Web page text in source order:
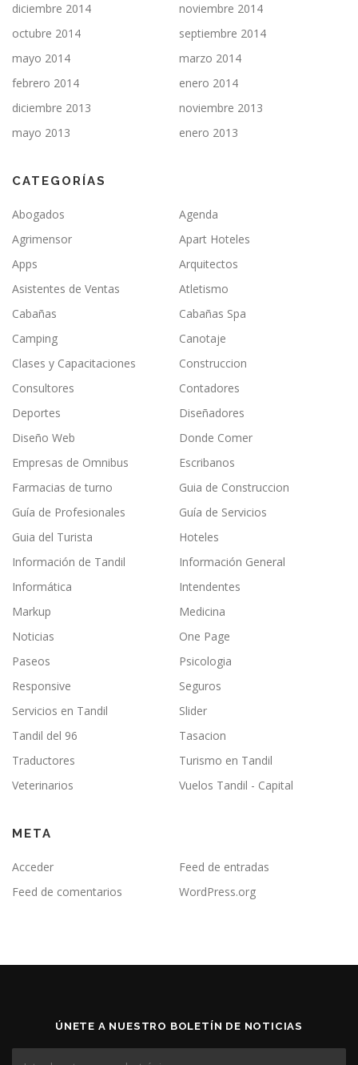
diciembre 2014
noviembre 2014
octubre 2014
septiembre 2014
mayo 2014
marzo 2014
febrero 2014
enero 2014
diciembre 2013
noviembre 2013
mayo 2013
enero 2013
CATEGORÍAS
Abogados
Agenda
Agrimensor
Apart Hoteles
Apps
Arquitectos
Asistentes de Ventas
Atletismo
Cabañas
Cabañas Spa
Camping
Canotaje
Clases y Capacitaciones
Construccion
Consultores
Contadores
Deportes
Diseñadores
Diseño Web
Donde Comer
Empresas de Omnibus
Escribanos
Farmacias de turno
Guia de Construccion
Guía de Profesionales
Guía de Servicios
Guia del Turista
Hoteles
Información de Tandil
Información General
Informática
Intendentes
Markup
Medicina
Noticias
One Page
Paseos
Psicologia
Responsive
Seguros
Servicios en Tandil
Slider
Tandil del 96
Tasacion
Traductores
Turismo en Tandil
Veterinarios
Vuelos Tandil - Capital
META
Acceder
Feed de entradas
Feed de comentarios
WordPress.org
ÚNETE A NUESTRO BOLETÍN DE NOTICIAS